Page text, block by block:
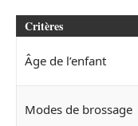
Critères
Âge de l’enfant
Modes de brossage